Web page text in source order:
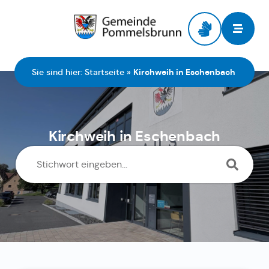
Sie sind hier: Startseite » Kirchweih in Eschenbach
Kirchweih in Eschenbach